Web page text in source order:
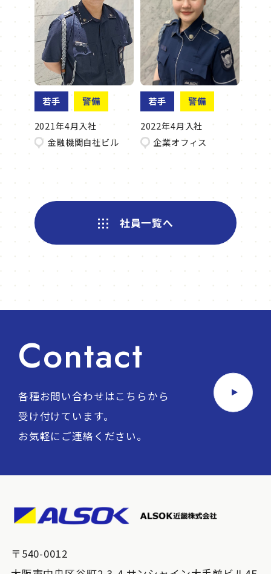
若手
警備
2021年4月入社
金融機関自社ビル
若手
警備
2022年4月入社
企業オフィス
社員一覧へ
Contact
各種お問い合わせはこちらから
受け付けています。
お気軽にご連絡ください。
〒540-0012